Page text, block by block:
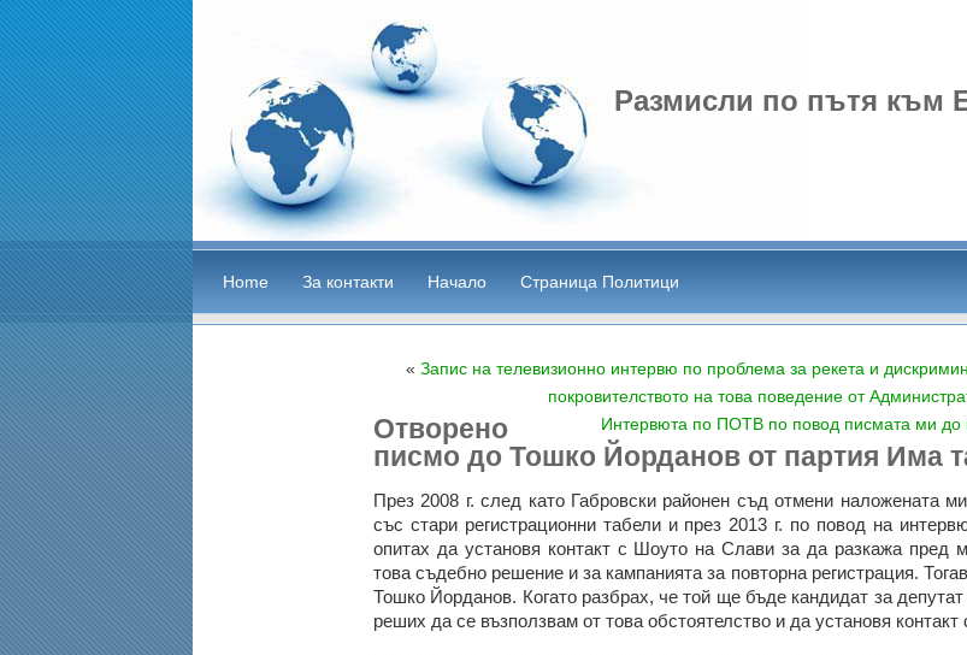
Размисли по пътя към
Home За контакти Начало Страница Политици
« Запис на телевизионно интервю по проблема за рекета и
покровителството на това поведение от
Интервюта по ПОТВ по повод писмата ми до
Отворено
писмо до Тошко Йорданов от партия Има
През 2008 г. след като Габровски районен съд отмени наложената
със стари регистрационни табели и през 2013 г. по повод на
опитах да установя контакт с Шоуто на Слави за да разкажа пред
това съдебно решение и за кампанията за повторна регистрация.
Тошко Йорданов. Когато разбрах, че той ще бъде кандидат за
реших да се възползвам от това обстоятелство и да установя контакт